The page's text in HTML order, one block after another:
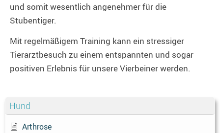
Hund
Arthrose
und somit wesentlich angenehmer für die
Stubentiger.
Mit regelmäßigem Training kann ein stressiger
Tierarztbesuch zu einem entspannten und sogar
positiven Erlebnis für unsere Vierbeiner werden.